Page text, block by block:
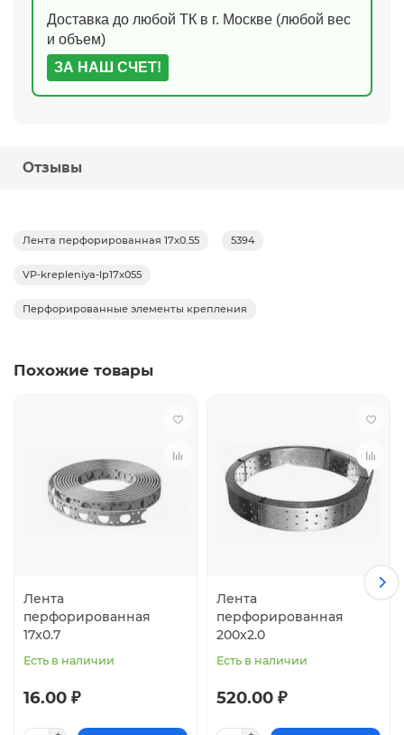
Доставка до любой ТК в г. Москве (любой вес
и объем)
ЗА НАШ СЧЕТ!
Отзывы
Лента перфорированная 17x0.55 5394
VP-krepleniya-lp17x055
Перфорированные элементы крепления
Похожие товары
Лента
перфорированная
17x0.7
Есть в наличии
16.00 ₽
Лента
перфорированная
200x2.0
Есть в наличии
520.00 ₽